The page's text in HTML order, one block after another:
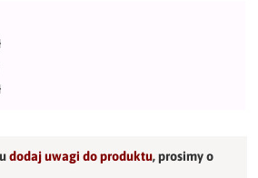
dodaj uwagi do produktu,prosimy o